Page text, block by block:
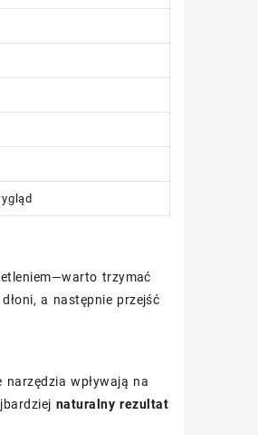
trzymać
a następnie przejść
wpływają na
naturalny rezultat